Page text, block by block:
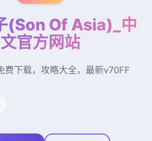
(Son Of Asia)_中
文官方网站
费下载，攻略大全，最新v70FF